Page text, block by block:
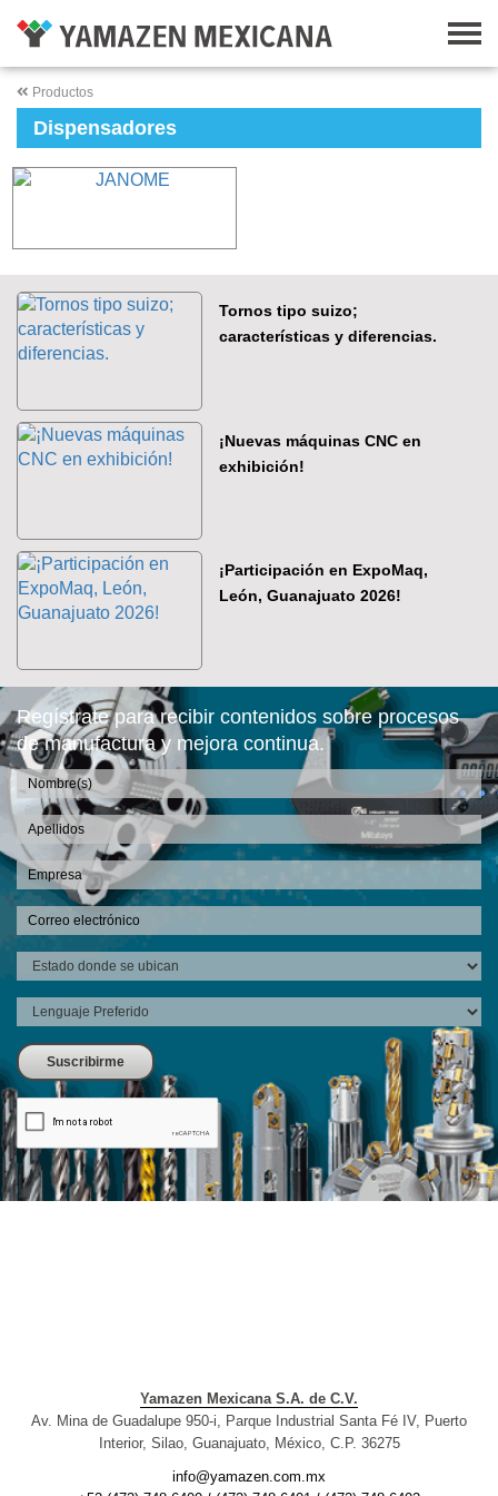
Productos
Dispensadores
Tornos tipo suizo;
características y diferencias.
¡Nuevas máquinas CNC en
exhibición!
¡Participación en ExpoMaq,
León, Guanajuato 2026!
Regístrate para recibir contenidos sobre procesos
de manufactura y mejora continua.
Yamazen Mexicana S.A. de C.V.
Av. Mina de Guadalupe 950-i, Parque Industrial Santa Fé IV, Puerto
Interior, Silao, Guanajuato, México, C.P. 36275
info@yamazen.com.mx